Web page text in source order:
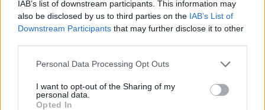
IAB’s list of downstream participants. This information may
also be disclosed by us to third parties on the IAB’s List of
Downstream Participants that may further disclose it to other
Personal Data Processing Opt Outs
I want to opt-out of the Sharing of my
personal data.
Opted In
Τόλης Λελεκίδης